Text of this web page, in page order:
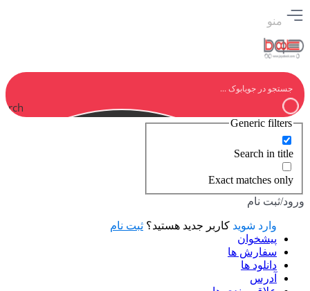
منو
Generic filters
Search in title
Exact matches only
ورود/ثبت نام
وارد شوید کاربر جدید هستید؟ ثبت نام
پیشخوان
سفارش ها
دانلود ها
آدرس